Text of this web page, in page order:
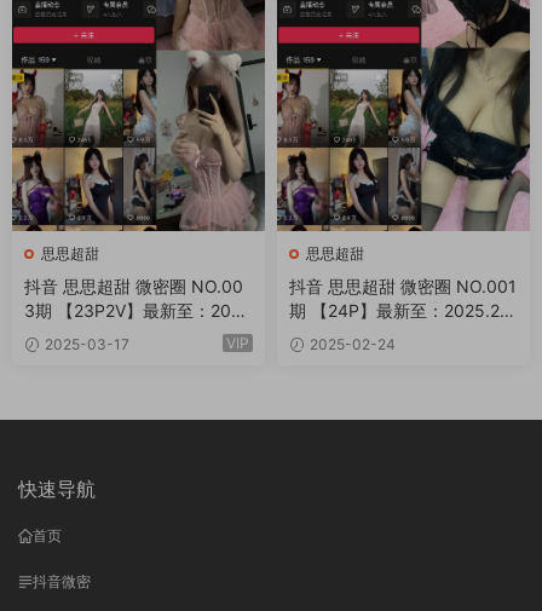
思思超甜
抖音 思思超甜 微密圈 NO.00
3期 【23P2V】最新至：202
5.3.20
2025-03-17 VIP
思思超甜
抖音 思思超甜 微密圈 NO.001
期 【24P】最新至：2025.2.2
7
2025-02-24
快速导航
首页
抖音微密